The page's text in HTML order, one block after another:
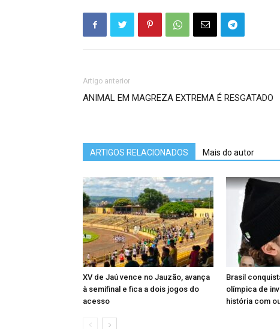
Artigo anterior
ANIMAL EM MAGREZA EXTREMA É RESGATADO
ARTIGOS RELACIONADOS Mais do autor
XV de Jaú vence no Jauzão, avança
à semifinal e fica a dois jogos do
acesso
Brasil
olímpica de
história com